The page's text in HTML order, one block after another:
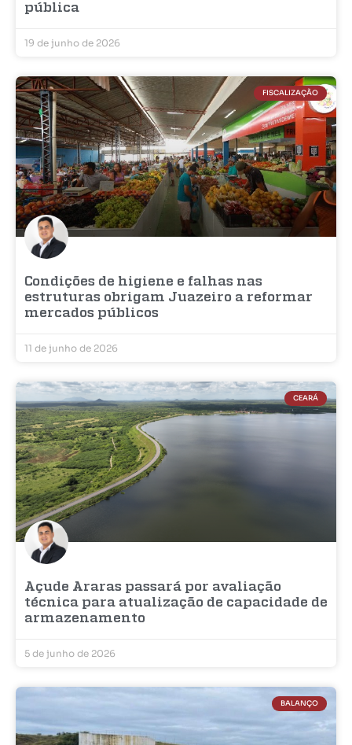
pública
19 de junho de 2026
FISCALIZAÇÃO
Condições de higiene e falhas nas
estruturas obrigam Juazeiro a reformar
mercados públicos
11 de junho de 2026
CEARÁ
Açude Araras passará por avaliação
técnica para atualização de capacidade de
armazenamento
5 de junho de 2026
BALANÇO